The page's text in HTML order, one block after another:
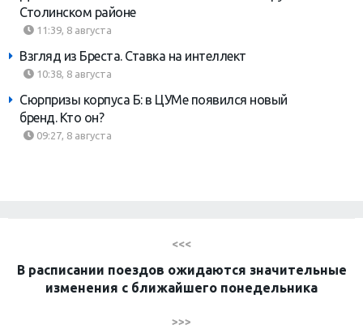
Столинском районе
11:39, 8 августа
Взгляд из Бреста. Ставка на интеллект
10:38, 8 августа
Сюрпризы корпуса Б: в ЦУМе появился новый
бренд. Кто он?
09:27, 8 августа
<<<
В расписании поездов ожидаются значительные
изменения с ближайшего понедельника
>>>